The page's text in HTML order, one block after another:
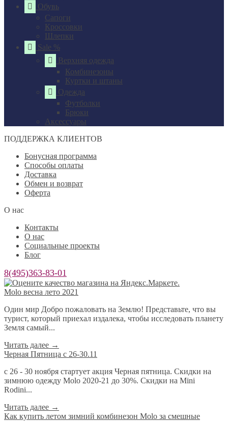
Обувь
Сапоги
Кроссовки
Шлепки
Sale %
Верхняя одежда
Комбинезоны
Куртки и штаны
Одежда
Футболки
Брюки
Аксессуары
ПОДДЕРЖКА КЛИЕНТОВ
Бонусная программа
Способы оплаты
Доставка
Обмен и возврат
Оферта
О нас
Контакты
О нас
Социальные проекты
Блог
8(495)363-83-01
Molo весна лето 2021
Один мир Добро пожаловать на Землю! Представьте, что вы
турист, который приехал издалека, чтобы исследовать планету
Земля самый...
Читать далее →
Черная Пятница с 26-30.11
с 26 - 30 ноября стартует акция Черная пятница. Скидки на
зимнюю одежду Molo 2020-21 до 30%. Скидки на Mini
Rodini...
Читать далее →
​Как купить летом зимний комбинезон Molo за смешные